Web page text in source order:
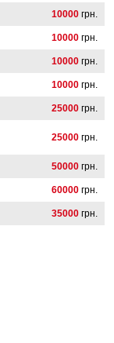
10000 грн.
10000 грн.
10000 грн.
10000 грн.
25000 грн.
25000 грн.
50000 грн.
60000 грн.
35000 грн.